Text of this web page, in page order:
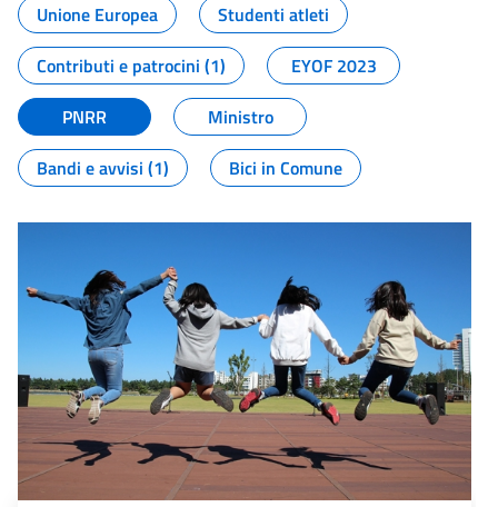
Unione Europea
Studenti atleti
Contributi e patrocini (1)
EYOF 2023
PNRR
Ministro
Bandi e avvisi (1)
Bici in Comune